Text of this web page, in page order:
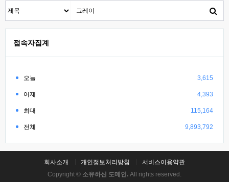
접속자집계
오늘 3,615
어제 4,393
최대 115,164
전체 9,893,792
회사소개 개인정보처리방침
서비스이용약관
Copyright © 소유하신 도메인. All rights reserved.